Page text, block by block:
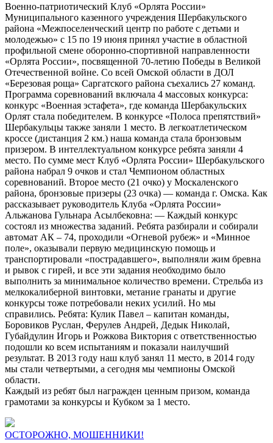
Военно-патриотический Клуб «Орлята России»
Муниципального казенного учреждения Шербакульского
района «Межпоселенческий центр по работе с детьми и
молодежью» с 15 по 19 июня принял участие в областной
профильной смене оборонно-спортивной направленности
«Орлята России», посвященной 70-летию Победы в Великой
Отечественной войне. Со всей Омской области в ДОЛ
«Березовая роща» Саргатского района съехались 27 команд.
Программа соревнований включала 4 массовых конкурса:
конкурс «Военная эстафета», где команда Шербакульских
Орлят стала победителем. В конкурсе «Полоса препятствий»
Шербакульцы также заняли 1 место. В легкоатлетическом
кроссе (дистанция 2 км.) наша команда стала бронзовым
призером. В интеллектуальном конкурсе ребята заняли 4
место. По сумме мест Клуб «Орлята России» Шербакульского
района набрал 9 очков и стал Чемпионом областных
соревнований. Второе место (21 очко) у Москаленского
района, бронзовые призеры (23 очка) — команда г. Омска. Как
рассказывает руководитель Клуба «Орлята России»
Альжанова Гульнара Асылбековна: — Каждый конкурс
состоял из множества заданий. Ребята разбирали и собирали
автомат АК – 74, проходили «Огневой рубеж» и «Минное
поле», оказывали первую медицинскую помощь и
транспортировали «пострадавшего», выполняли жим бревна
и рывок с гирей, и все эти задания необходимо было
выполнить за минимальное количество времени. Стрельба из
мелкокалиберной винтовки, метание гранаты и другие
конкурсы тоже потребовали неких усилий. Но мы
справились. Ребята: Кулик Павел – капитан команды,
Боровиков Руслан, Ферулев Андрей, Дедык Николай,
Губайдулин Игорь и Рожкова Виктория с ответственностью
подошли ко всем испытаниям и показали наилучший
результат. В 2013 году наш клуб занял 11 место, в 2014 году
мы стали четвертыми, а сегодня мы чемпионы Омской
области.
Каждый из ребят был награжден ценным призом, команда
грамотами за конкурсы и Кубком за 1 место.
ОСТОРОЖНО, МОШЕННИКИ!